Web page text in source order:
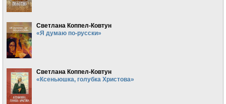
Светлана Коппел-Ковтун
«Я думаю по-русски»
Светлана Коппел-Ковтун
«Ксеньюшка, голубка Христова»